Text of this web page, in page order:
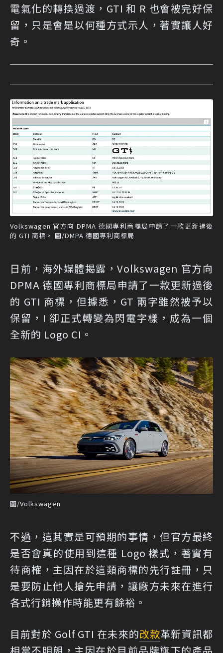
電氣化的轉換過渡，GTI 和 R 也會被完好保
留，只是會是以何種方式示人，著實讓人好
奇。
Volkswagen 官方向 DPMA 德國專利商標局申請了一款更新過後
的 GTI 商標。 圖/DMPA 德國專利商標局
日前，海外媒體揭露，Volkswagen 官方向
DPMA 德國專利商標局申請了一款更新過後
的 GTI 商標，但據悉，GT 兩字雖然被予以
保留，I 卻正式轉變為閃電字樣，成為一個
全新的 Logo CI。
圖/Volkswagen
不過，這其實是可預期的事情，但官方最終
是否會真的使用到這種 Logo 樣式，著實有
待商榷，主因在於這類商標的先行註冊，只
是要防止他人搶先申請，讓廠方未來在進行
各式行銷操作時能更有餘裕。
目前對於 Golf GTI 在未來的改款革新資訊都
相當不明朗，主因在於目前品牌旗下的產品